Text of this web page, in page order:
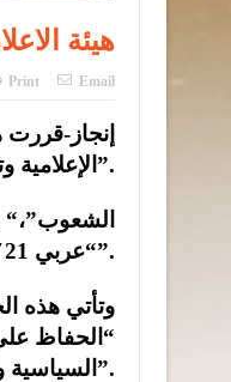
هيئة الاعلام تحجب 12 موقعا أجنبيا
Print Email
إنجاز-قررت
الإعلامية وتهاجم الأردن ورموزه الوطنية”.
“عربي 21″، “رصد”، “عربي بوست”، و”صوت الأردن”.
وتأتي هذه
“الحفاظ
السياسية والاجتماعية والوطنية”.